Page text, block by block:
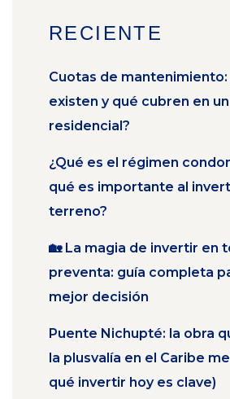
RECIENTE
Cuotas de
existen y qué cubren en
residencial?
¿Qué es el régimen
qué es importante al
terreno?
🏡 La magia de invertir en
preventa: guía completa
mejor decisión
Puente Nichupté: la obra
la plusvalía en el Caribe
qué invertir hoy es clave)